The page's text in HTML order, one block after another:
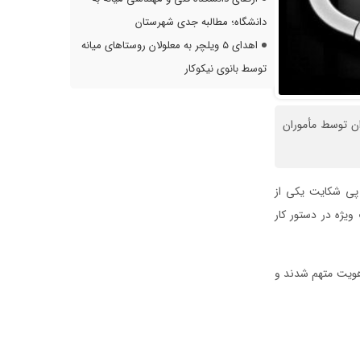
توسط مأموران
پی شکایت یکی از
در دستور کار
متهم شدند و
دانشگاه؛ مطالبه جدی شهرستان
اهدای ۵ ویلچر به معلولان روستاهای میانه
توسط بانوی نیکوکار